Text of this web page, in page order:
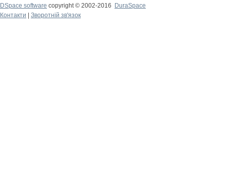
DSpace software copyright © 2002-2016
DuraSpace
Контакти
Зворотній зв'язок